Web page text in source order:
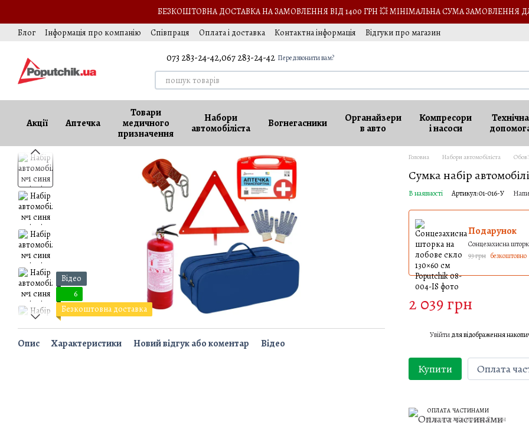
БЕЗКОШТОВНА ДОСТАВКА НА ЗАМОВЛЕННЯ ВІД 1400 ГРН 💥 МІНІМАЛЬНА СУМА ЗАМОВЛЕННЯ
Блог
Інформація про компанію Співпраця Оплата і доставка Контактна інформація
Відгуки про магазин
073 283-24-42,067 283-24-42 Передзвонити вам?
Акції Аптечка
Товари
медичного
призначення
Набори
автомобіліста
Вогнегасники
Органайзери
в авто
Компресори
і насоси
Технічна
Відео
6
Безкоштовна доставка
Опис Характеристики Новий відгук або коментар Відео
Головна Набори автомобіліста
Сумка набір
В наявності Артикул: 01-016-У
Подарунок
Сонцезахисна
93 грн безкоштовно
2 039 грн
Увійтидля відображення
Купити Оплата
ОПЛАТА ЧАСТИНАМИ
6 платежів по 339.83 грн